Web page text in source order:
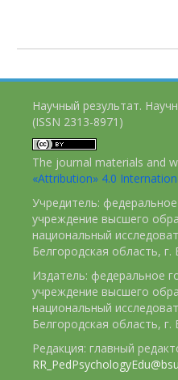
Научный результат.
(ISSN 2313-8971)
The journal materials and
«Attribution» 4.0
Учредитель:
учреждение высшего
национальный
Белгородская область,
Издатель: федеральное
учреждение высшего
национальный
Белгородская область,
Редакция: главный